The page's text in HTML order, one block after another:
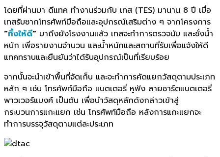
โดยที่ผ่านมา ดีแทค ทำงานร่วมกับ เทส (TES) มานาน 8 ปี เมื่อ
เทสรับซากโทรศัพท์มือถือและอุปกรณ์เสริมต่าง ๆ จากโครงการ
“ทิ้งให้ดี“ มาถึงยังโรงงานแล้ว เทสจะทำการตรวจนับ และชั่งน้ำ
หนัก เพื่อรายงานจำนวน และน้ำหนักและสถานที่รับเพื่อแจ้งให้ดี
แทคทราบและยืนยันว่าได้รับอุปกรณ์เป็นที่เรียบร้อย
จากนั้นจะนำเข้าพื้นที่จัดเก็บ และจะทำการคัดแยกวัสดุตามประเภท
หลัก ๆ เช่น โทรศัพท์มือถือ แบตเตอรี่ หูฟัง สายชาร์ตแบตเตอรี่
พาวเวอร์แบงค์ เป็นต้น เพื่อนำวัสดุหลักดังกล่าวเข้าสู่
กระบวนการแกะแยก เช่น โทรศัพท์มือถือ หลังการแกะแยกจะ
ทำการบรรจุวัสดุตามแต่ละประเภท